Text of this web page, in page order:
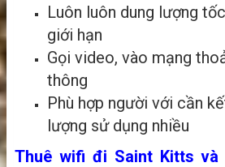
Luôn luôn dung lượng
giới hạn
Gọi video, vào mạng
thông
Phù hợp người với cần
lượng sử dụng nhiều
Thuê wifi đi Saint Kitts và